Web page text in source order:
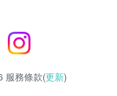
服務條款(更新)